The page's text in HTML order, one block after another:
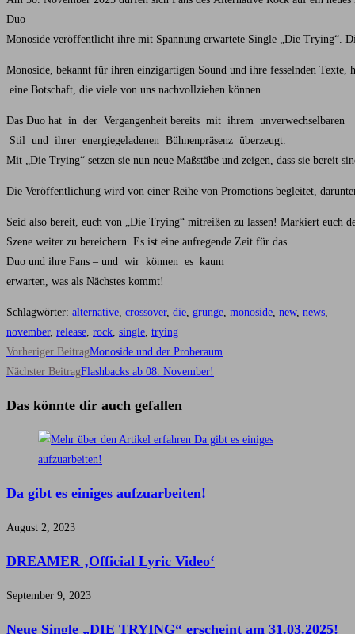
Duo
Monoside veröffentlicht ihre mit Spannung erwartete Single „Die Trying“.
Monoside, bekannt für ihren einzigartigen Sound und ihre fesselnden
eine Botschaft, die viele von uns nachvollziehen können.
Das Duo hat in der Vergangenheit bereits mit ihrem unverwechselbaren
Stil und ihrer energiegeladenen Bühnenpräsenz überzeugt.
Mit „Die Trying“ setzen sie nun neue Maßstäbe und zeigen, dass sie bereit
Die Veröffentlichung wird von einer Reihe von Promotions begleitet,
Seid also bereit, euch von „Die Trying“ mitreißen zu lassen! Markiert euch
Szene weiter zu bereichern. Es ist eine aufregende Zeit für das
Duo und ihre Fans – und wir können es kaum
erwarten, was als Nächstes kommt!
Schlagwörter: alternative crossover, die grunge monoside new, news
november, release rock single trying
Weitere
Artikel
ansehen
Vorheriger BeitragMonoside und der Proberaum
Nächster BeitragFlashbacks ab 08. November!
Das könnte dir auch gefallen
Da gibt es einiges aufzuarbeiten!
August 2, 2023
DREAMER ‚Official Lyric Video‘
September 9, 2023
Neue Single „DIE TRYING“ erscheint am 31.03.2025!